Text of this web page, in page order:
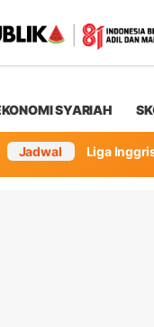
SYARIAH
Jadwal Liga